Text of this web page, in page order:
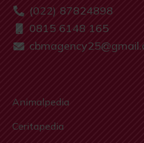
(022) 87824898
0815 6148 165
Animalpedia
Ceritapedia